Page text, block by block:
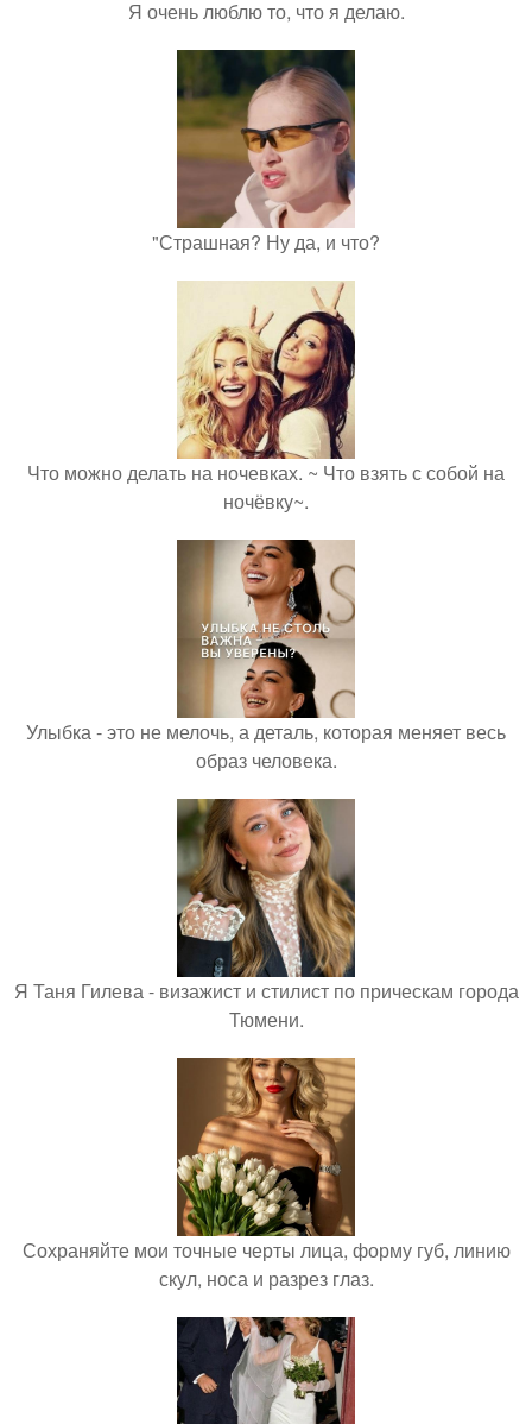
Я очень люблю то, что я делаю.
"Страшная? Ну да, и что?
Что можно делать на ночевках. ~ Что взять с собой на
ночёвку~.
Улыбка - это не мелочь, а деталь, которая меняет весь
образ человека.
Я Таня Гилева - визажист и стилист по прическам города
Тюмени.
Сохраняйте мои точные черты лица, форму губ, линию
скул, носа и разрез глаз.